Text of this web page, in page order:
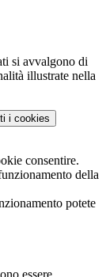
si avvalgono di
illustrate nella
i cookies
consentire.
della
potete